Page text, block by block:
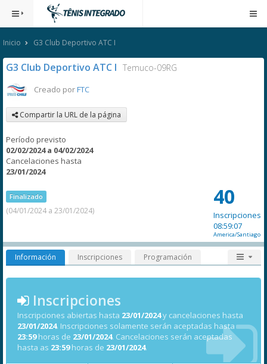
Inicio G3 Club Deportivo ATC I
G3 Club Deportivo ATC I Temuco-09RG
Creado porFTC
Compartir la URL de la página
Período previsto
02/02/2024 a 04/02/2024
Cancelaciones hasta
23/01/2024
Finalizado
(04/01/2024 a 23/01/2024)
40
Inscripciones
08:59:07
America/Santiago
Información Inscripciones Programación
Inscripciones
Inscripciones abiertas hasta 23/01/2024y cancelaciones hasta
23/01/2024. Inscripciones solamente serán aceptadas hasta
23:59horas de 23/01/2024. Cancelaciones serán aceptadas
hasta as 23:59horas de 23/01/2024.